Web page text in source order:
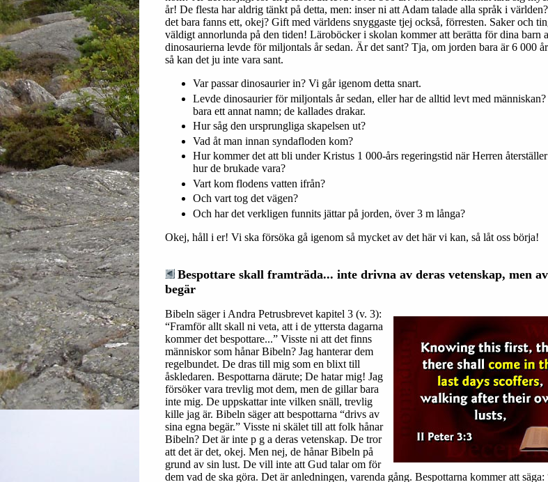
år! De flesta har aldrig tänkt på detta, men: inser ni att Adam talade alla språk i
det bara fanns ett, okej? Gift med världens snyggaste tjej också, förresten. Saker och
väldigt annorlunda på den tiden! Läroböcker i skolan kommer att berätta för dina barn
dinosaurierna levde för miljontals år sedan. Är det sant? Tja, om jorden bara är 6 000
så kan det ju inte vara sant.
Var passar dinosaurier in? Vi går igenom detta snart.
Levde dinosaurier för miljontals år sedan, eller har de alltid levt med
bara ett annat namn; de kallades drakar.
Hur såg den ursprungliga skapelsen ut?
Vad åt man innan syndafloden kom?
Hur kommer det att bli under Kristus 1 000-års regeringstid när Herren
hur de brukade vara?
Vart kom flodens vatten ifrån?
Och vart tog det vägen?
Och har det verkligen funnits jättar på jorden, över 3 m långa?
Okej, håll i er! Vi ska försöka gå igenom så mycket av det här vi kan, så låt oss börja!
Bespottare skall framträda... inte drivna av deras vetenskap, men
begär
Bibeln säger i Andra Petrusbrevet kapitel 3 (v. 3):
“Framför allt skall ni veta, att i de yttersta dagarna
kommer det bespottare...” Visste ni att det finns
människor som hånar Bibeln? Jag hanterar dem
regelbundet. De dras till mig som en blixt till
åskledaren. Bespottarna därute; De hatar mig! Jag
försöker vara trevlig mot dem, men de gillar bara
inte mig. De uppskattar inte vilken snäll, trevlig
kille jag är. Bibeln säger att bespottarna “drivs av
sina egna begär.” Visste ni skälet till att folk hånar
Bibeln? Det är inte p g a deras vetenskap. De tror
att det är det, okej. Men nej, de hånar Bibeln på
grund av sin lust. De vill inte att Gud talar om för
dem vad de ska göra. Det är anledningen, varenda gång. Bespottarna kommer att